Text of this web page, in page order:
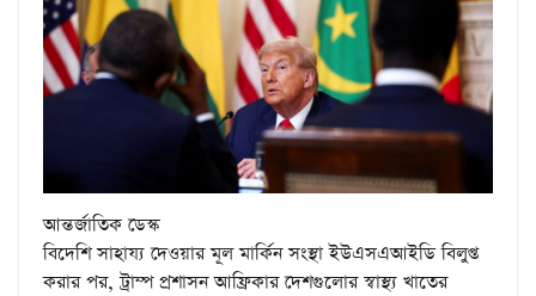
আন্তর্জাতিক ডেস্ক
বিদেশি সাহায্য দেওয়ার মূল মার্কিন সংস্থা ইউএসএআইডি বিলুপ্ত
করার পর, ট্রাম্প প্রশাসন আফ্রিকার দেশগুলোর স্বাস্থ্য খাতের